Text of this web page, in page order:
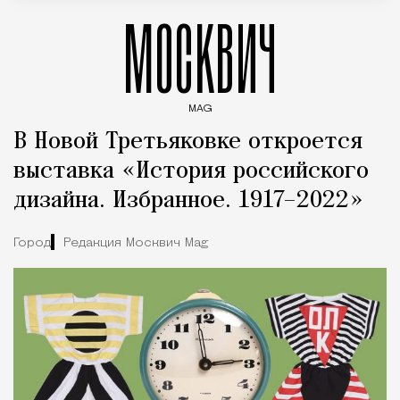
МОСКВИЧ
MAG
В Новой Третьяковке откроется
выставка «История российского
дизайна. Избранное. 1917–2022»
Город Редакция Москвич Mag